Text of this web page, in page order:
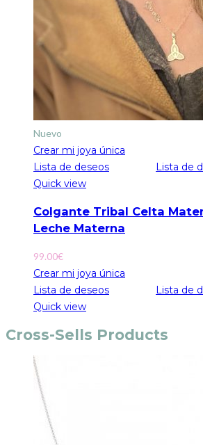
Nuevo
Crear mi joya única
Lista de deseos
Lista de
Quick view
Colgante Tribal Celta
Leche Materna
99.00€
Crear mi joya única
Lista de deseos
Lista de
Quick view
Cross-Sells Products